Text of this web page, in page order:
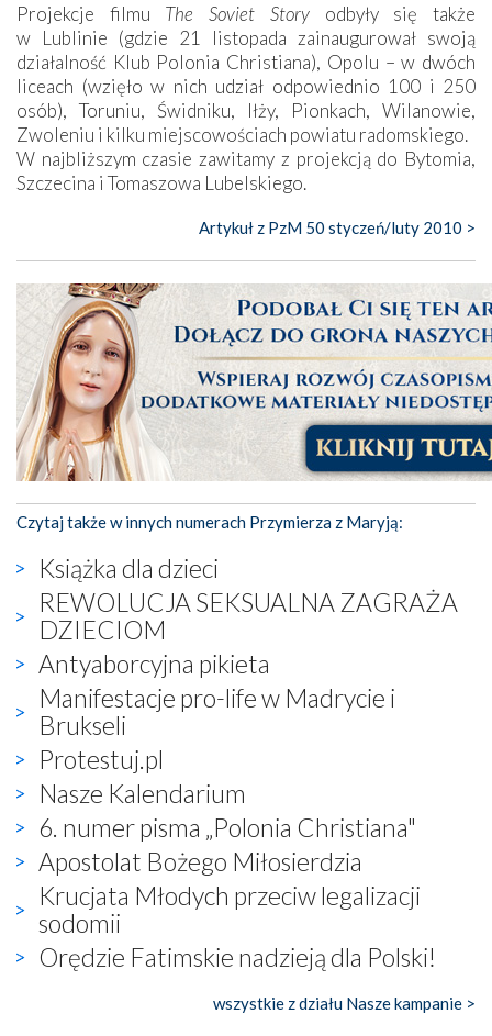
Projekcje filmu The Soviet Storyodbyły się także
w Lublinie (gdzie 21 listopada zainaugurował swoją
działalność Klub Polonia Christiana), Opolu – w dwóch
liceach (wzięło w nich udział odpowiednio 100 i 250
osób), Toruniu, Świdniku, Iłży, Pionkach, Wilanowie,
Zwoleniu i kilku miejscowościach powiatu radomskiego.
W najbliższym czasie zawitamy z projekcją do Bytomia,
Szczecina i Tomaszowa Lubelskiego.
Artykuł z PzM 50 styczeń/luty 2010 >
Czytaj także w innych numerach Przymierza z Maryją:
Książka dla dzieci
REWOLUCJA SEKSUALNA ZAGRAŻA
DZIECIOM
Antyaborcyjna pikieta
Manifestacje pro-life w Madrycie i
Brukseli
Protestuj.pl
Nasze Kalendarium
6. numer pisma „Polonia Christiana"
Apostolat Bożego Miłosierdzia
Krucjata Młodych przeciw legalizacji
sodomii
Orędzie Fatimskie nadzieją dla Polski!
wszystkie z działu Nasze kampanie >